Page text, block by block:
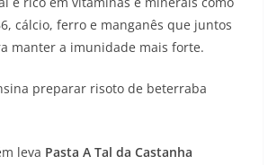
cálcio, ferro e manganês que juntos
manter a imunidade mais forte.
preparar risoto de beterraba
leva Pasta A Tal da Castanha